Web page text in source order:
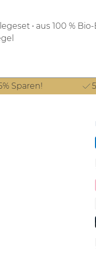
• aus 100 %
Sparen!